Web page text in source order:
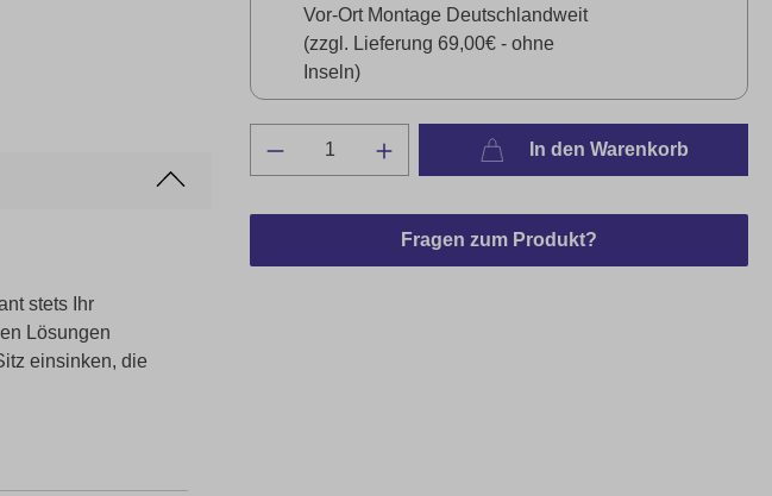
Vor-Ort Montage Deutschlandweit
(zzgl. Lieferung 69,00€ - ohne
Inseln)
In den Warenkorb
Fragen zum Produkt?
stets Ihr
Lösungen
einsinken, die